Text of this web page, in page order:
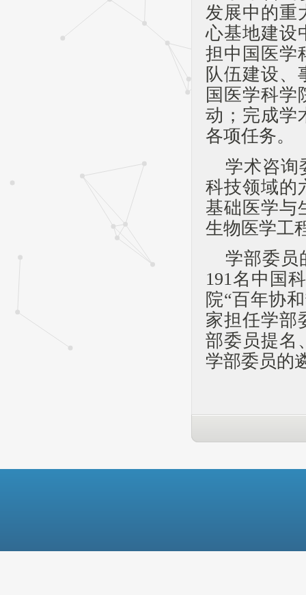
发展中的重
心基地建设
担中国医学
队伍建设、
国医学科学
动；完成学
各项任务。
学术咨询
科技领域的
基础医学与
生物医学工
学部委员
191名中国
院“百年协
家担任学部
部委员提名
学部委员的